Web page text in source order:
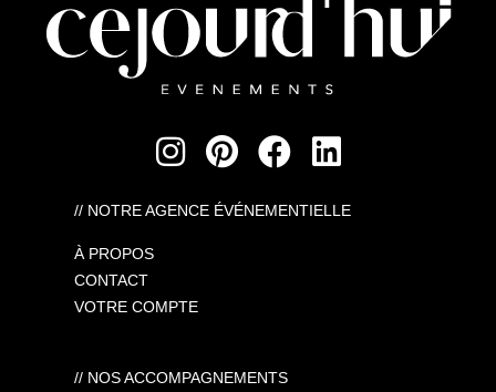
// NOTRE AGENCE ÉVÉNEMENTIELLE
À PROPOS
CONTACT
VOTRE COMPTE
// NOS ACCOMPAGNEMENTS